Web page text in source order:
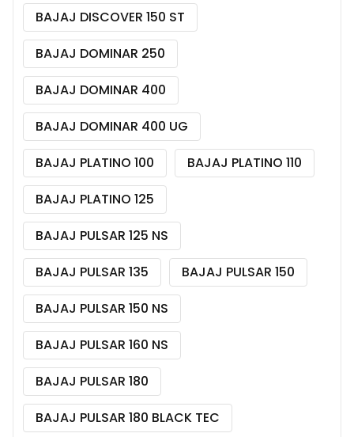
BAJAJ DISCOVER 150 ST
BAJAJ DOMINAR 250
BAJAJ DOMINAR 400
BAJAJ DOMINAR 400 UG
BAJAJ PLATINO 100
BAJAJ PLATINO 110
BAJAJ PLATINO 125
BAJAJ PULSAR 125 NS
BAJAJ PULSAR 135
BAJAJ PULSAR 150
BAJAJ PULSAR 150 NS
BAJAJ PULSAR 160 NS
BAJAJ PULSAR 180
BAJAJ PULSAR 180 BLACK TEC